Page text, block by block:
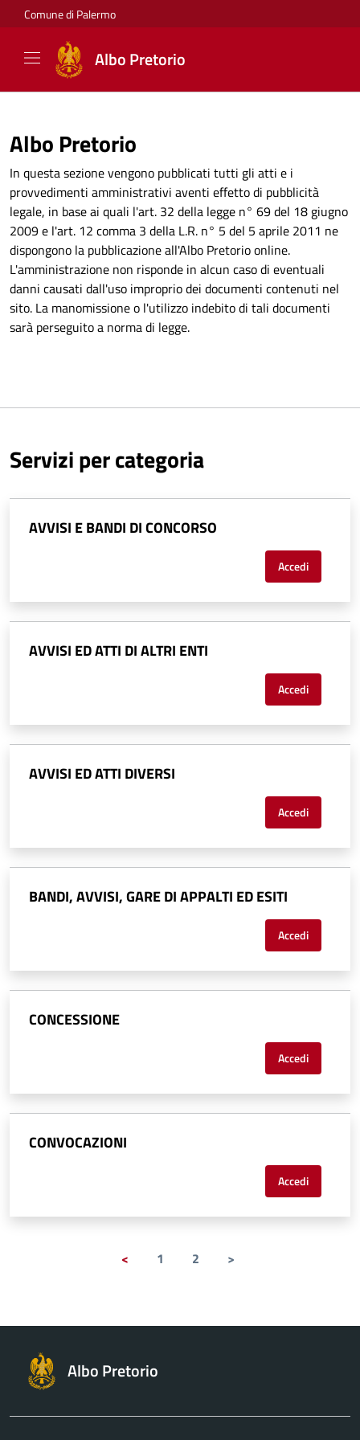
Comune di Palermo
Albo Pretorio
Albo Pretorio
In questa sezione vengono pubblicati tutti gli atti e i
provvedimenti amministrativi aventi effetto di pubblicità
legale, in base ai quali l'art. 32 della legge n° 69 del 18 giugno
2009 e l'art. 12 comma 3 della L.R. n° 5 del 5 aprile 2011 ne
dispongono la pubblicazione all'Albo Pretorio online.
L'amministrazione non risponde in alcun caso di eventuali
danni causati dall'uso improprio dei documenti contenuti nel
sito. La manomissione o l'utilizzo indebito di tali documenti
sarà perseguito a norma di legge.
Servizi per categoria
AVVISI E BANDI DI CONCORSO
Accedi
AVVISI ED ATTI DI ALTRI ENTI
Accedi
AVVISI ED ATTI DIVERSI
Accedi
BANDI, AVVISI, GARE DI APPALTI ED ESITI
Accedi
CONCESSIONE
Accedi
CONVOCAZIONI
Accedi
< 1 2 >
Albo Pretorio